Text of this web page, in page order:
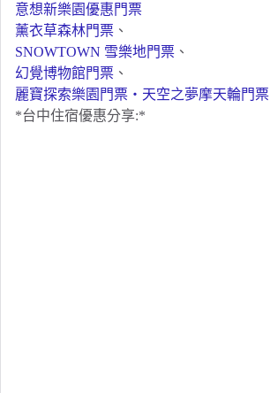
意想新樂園優惠門票
薰衣草森林門票 、
SNOWTOWN 雪樂地門票 、
幻覺博物館門票 、
麗寶探索樂園門票・天空之夢摩天輪門票
*台中住宿優惠分享:*